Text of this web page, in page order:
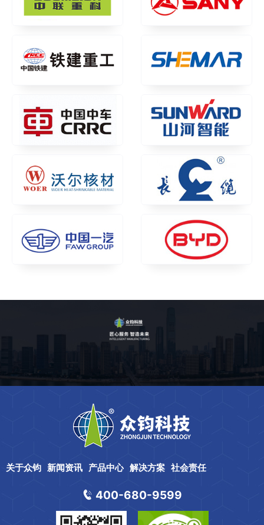
关于众钧 新闻资讯 产品中心 解决方案 社会责任
400-680-9599